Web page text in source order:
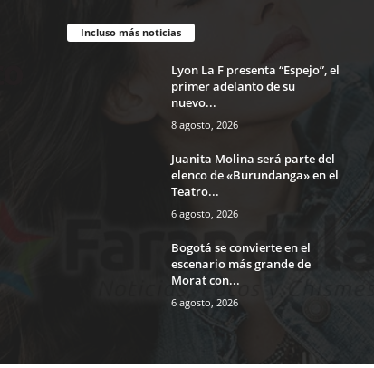
Incluso más noticias
Lyon La F presenta “Espejo”, el
primer adelanto de su
nuevo...
8 agosto, 2026
Juanita Molina será parte del
elenco de «Burundanga» en el
Teatro...
6 agosto, 2026
Bogotá se convierte en el
escenario más grande de
Morat con...
6 agosto, 2026